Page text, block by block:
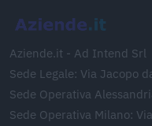
Aziende.it - Ad Intend Srl
Sede Legale: Via Jacopo
Sede Operativa
Sede Operativa Milano: